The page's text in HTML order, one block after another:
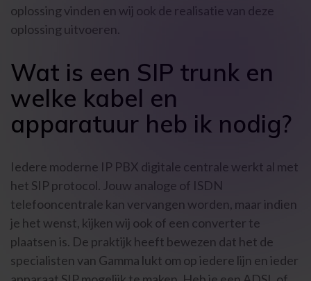
oplossing vinden en wij ook de realisatie van deze
oplossing uitvoeren.
Wat is een SIP trunk en
welke kabel en
apparatuur heb ik nodig?
Iedere moderne IP PBX digitale centrale werkt al met
het SIP protocol. Jouw analoge of ISDN
telefooncentrale kan vervangen worden, maar indien
je het wenst, kijken wij ook of een converter te
plaatsen is. De praktijk heeft bewezen dat het de
specialisten van Gamma lukt om op iedere lijn en ieder